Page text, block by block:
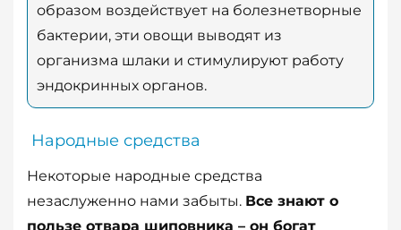
образом воздействует на болезнетворные
бактерии, эти овощи выводят из
организма шлаки и стимулируют работу
эндокринных органов.
Народные средства
Некоторые народные средства
незаслуженно нами забыты. Все знают о
пользе отвара шиповника – он богат